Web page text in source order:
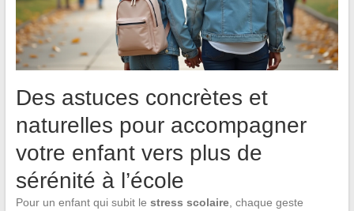
Des astuces concrètes et
naturelles pour accompagner
votre enfant vers plus de
sérénité à l’école
Pour un enfant qui subit le stress scolaire, chaque geste